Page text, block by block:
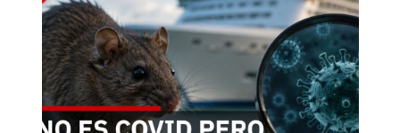
el crucero MV Hondius.